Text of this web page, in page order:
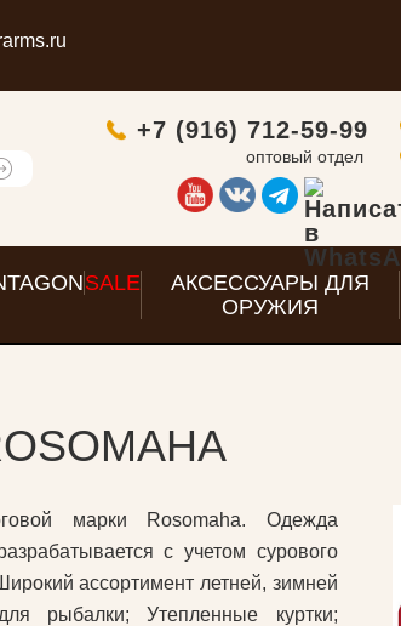
+7 (916) 712-59-99
оптовый отдел
SALE
АКСЕССУАРЫ ДЛЯ
ОРУЖИЯ
марки Rosomaha. Одежда
с учетом сурового
ассортимент летней, зимней
рыбалки; Утепленные куртки;